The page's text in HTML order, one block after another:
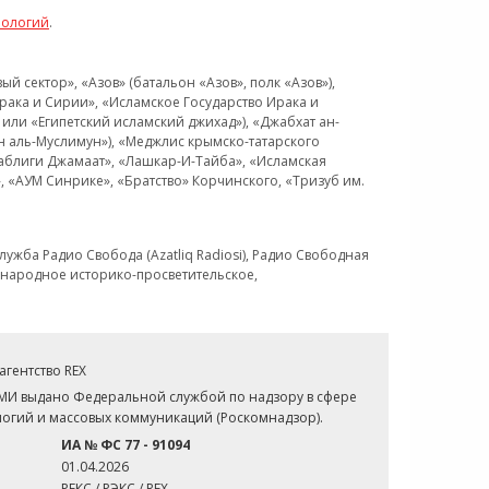
.
«Азов» (батальон «Азов», полк «Азов»),
и Сирии», «Исламское Государство Ирака и
«Египетский исламский джихад»), «Джабхат ан-
Муслимун»), «Меджлис крымско-татарского
Джамаат», «Лашкар-И-Тайба», «Исламская
Синрике», «Братство» Корчинского, «Тризуб им.
Радио Свобода (Azatliq Radiosi), Радио Свободная
историко-просветительское,
REX
выдано Федеральной службой по надзору в сфере
и массовых коммуникаций (Роскомнадзор).
ИА № ФС 77 - 91094
01.04.2026